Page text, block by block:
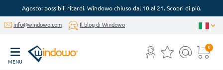
Agosto: possibili ritardi. Windowo chiuso dal 10 al 21. Scopri di più.
info@windowo.com Il blog di Windowo
MENU
0